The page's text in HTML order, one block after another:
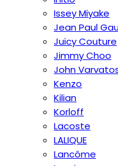
Issey Miyake
Jean Paul
Juicy Couture
Jimmy Choo
John
Kenzo
Kilian
Korloff
Lacoste
LALIQUE
Lancôme